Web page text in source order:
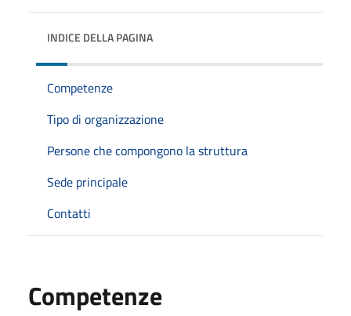
INDICE DELLA PAGINA
Competenze
Tipo di organizzazione
Persone che compongono la struttura
Sede principale
Contatti
Competenze